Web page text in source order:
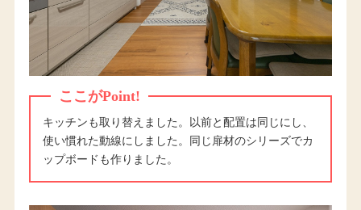
ここがPoint!
キッチンも取り替えました。以前と配置は同じにし、
使い慣れた動線にしました。同じ扉材のシリーズでカ
ップボードも作りました。